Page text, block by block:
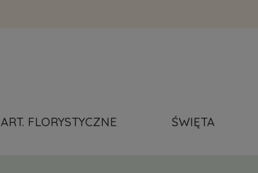
ART. FLORYSTYCZNE ŚWIĘTA